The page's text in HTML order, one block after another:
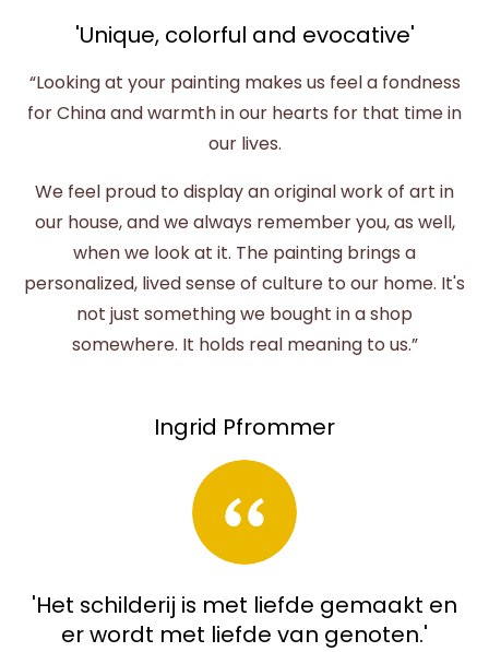
'Unique, colorful and evocative'
“Looking at your painting makes us feel a fondness
for China and warmth in our hearts for that time in
our lives.
We feel proud to display an original work of art in
our house, and we always remember you, as well,
when we look at it. The painting brings a
personalized, lived sense of culture to our home. It's
not just something we bought in a shop
somewhere. It holds real meaning to us.”
Ingrid Pfrommer
'Het schilderij is met liefde gemaakt en
er wordt met liefde van genoten.'